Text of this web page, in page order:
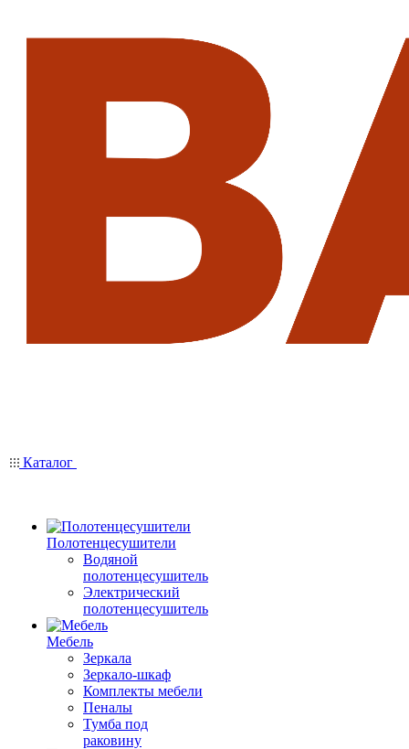
Каталог
Полотенцесушители
Водяной
полотенцесушитель
Электрический
полотенцесушитель
Мебель
Зеркала
Зеркало-шкаф
Комплекты мебели
Пеналы
Тумба под
раковину